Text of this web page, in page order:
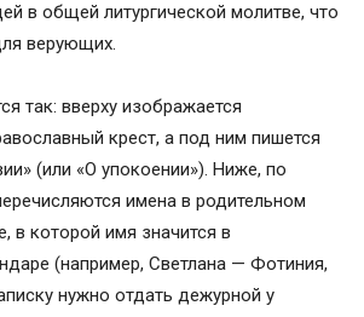
в общей литургической молитве, что
верующих.
так: вверху изображается
крест, а под ним пишется
(или «О упокоении»). Ниже, по
имена в родительном
в которой имя значится в
(например, Светлана — Фотиния,
нужно отдать дежурной у